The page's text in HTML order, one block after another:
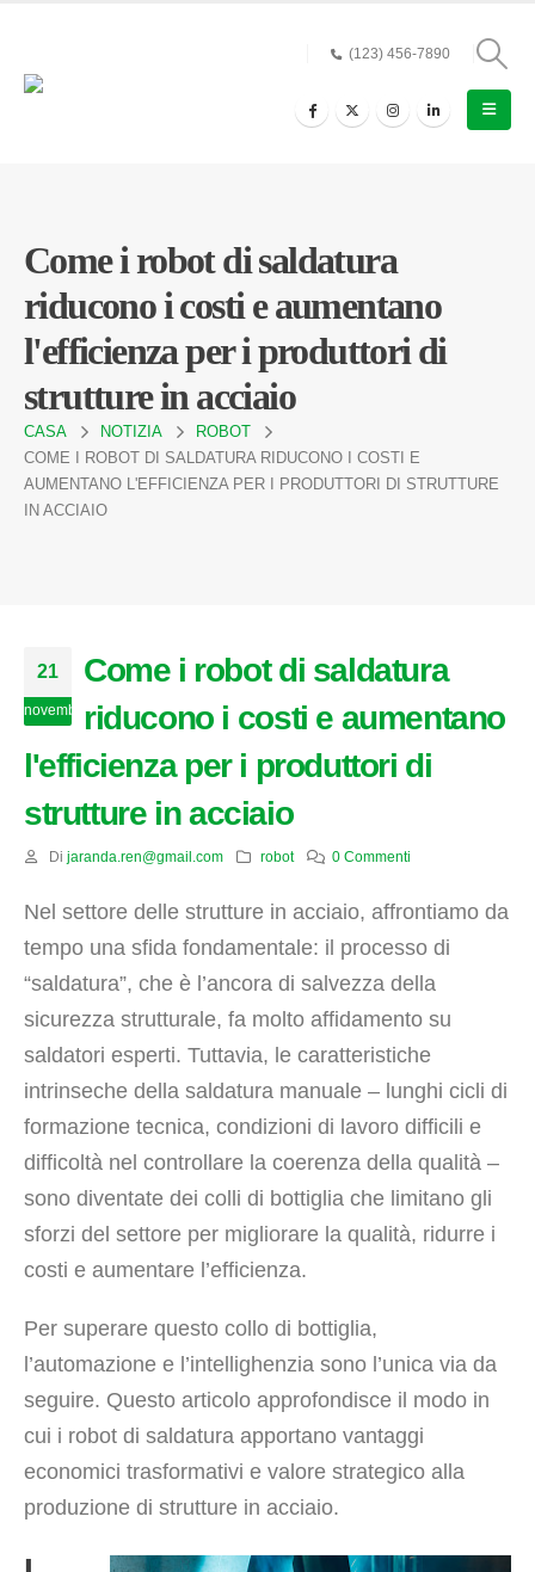
(123) 456-7890
Come i robot di saldatura
riducono i costi e aumentano
l'efficienza per i produttori di
strutture in acciaio
CASA NOTIZIA
ROBOT
COME I ROBOT DI SALDATURA RIDUCONO I COSTI E
AUMENTANO L'EFFICIENZA PER I PRODUTTORI DI STRUTTURE
IN ACCIAIO
21
novembre
Come i robot di saldatura
riducono i costi e aumentano
l'efficienza per i produttori di
strutture in acciaio
Di jaranda.ren@gmail.com robot 0 Commenti
Nel settore delle strutture in acciaio, affrontiamo da
tempo una sfida fondamentale: il processo di
“saldatura”, che è l’ancora di salvezza della
sicurezza strutturale, fa molto affidamento su
saldatori esperti. Tuttavia, le caratteristiche
intrinseche della saldatura manuale – lunghi cicli di
formazione tecnica, condizioni di lavoro difficili e
difficoltà nel controllare la coerenza della qualità –
sono diventate dei colli di bottiglia che limitano gli
sforzi del settore per migliorare la qualità, ridurre i
costi e aumentare l’efficienza.
Per superare questo collo di bottiglia,
l’automazione e l’intellighenzia sono l’unica via da
seguire. Questo articolo approfondisce il modo in
cui i robot di saldatura apportano vantaggi
economici trasformativi e valore strategico alla
produzione di strutture in acciaio.